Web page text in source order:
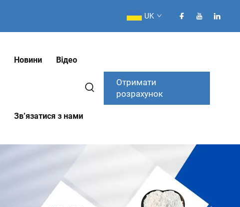
UK
Новини Відео
Зв’язатися з нами
Отримати
розрахунок